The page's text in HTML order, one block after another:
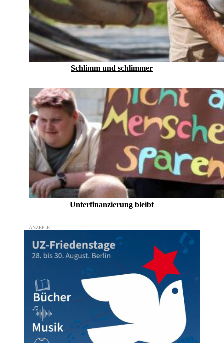
Schlimm und schlimmer
Unterfinanzierung bleibt